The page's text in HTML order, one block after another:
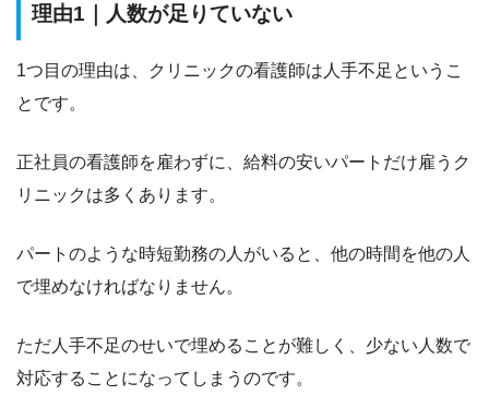
理由1｜人数が足りていない
1つ目の理由は、 クリニックの看護師は人手不足 というこ
とです。
正社員の看護師を雇わずに、給料の安いパートだけ雇うク
リニックは多くあります。
パートのような時短勤務の人がいると、他の時間を他の人
で埋めなければなりません。
ただ人手不足のせいで埋めることが難しく、少ない人数で
対応することになってしまうのです。